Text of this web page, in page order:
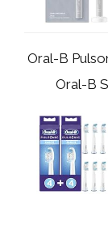
Oral-B
Oral-B